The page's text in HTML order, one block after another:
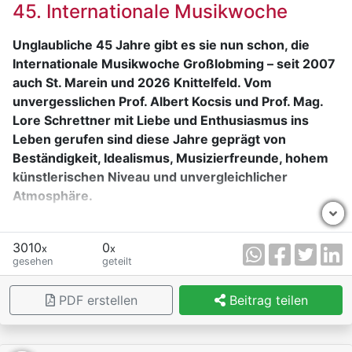
Objekte schnell schützen zu können.
45. Internationale Musikwoche
Unglaubliche 45 Jahre gibt es sie nun schon, die
Internationale Musikwoche Großlobming – seit 2007
auch St. Marein und 2026 Knittelfeld. Vom
unvergesslichen Prof. Albert Kocsis und Prof. Mag.
Lore Schrettner mit Liebe und Enthusiasmus ins
Leben gerufen sind diese Jahre geprägt von
Beständigkeit, Idealismus, Musizierfreunde, hohem
künstlerischen Niveau und unvergleichlicher
Atmosphäre.
Musikszene aus Amerika, Japan, Kanada, Luxemburg,
Iran, Spanien, Israel, Korea, Taiwan, Mexiko,
Neuseeland, Australien, Ungarn, Italien, Deutschland,
Schweiz, Liechtenstein, Frankreich, Polen, Slowenien,
Kroatien, Albanien, Holland, Schweden, Russland,
3010x
gesehen
0x
geteilt
PDF erstellen Beitrag teilen